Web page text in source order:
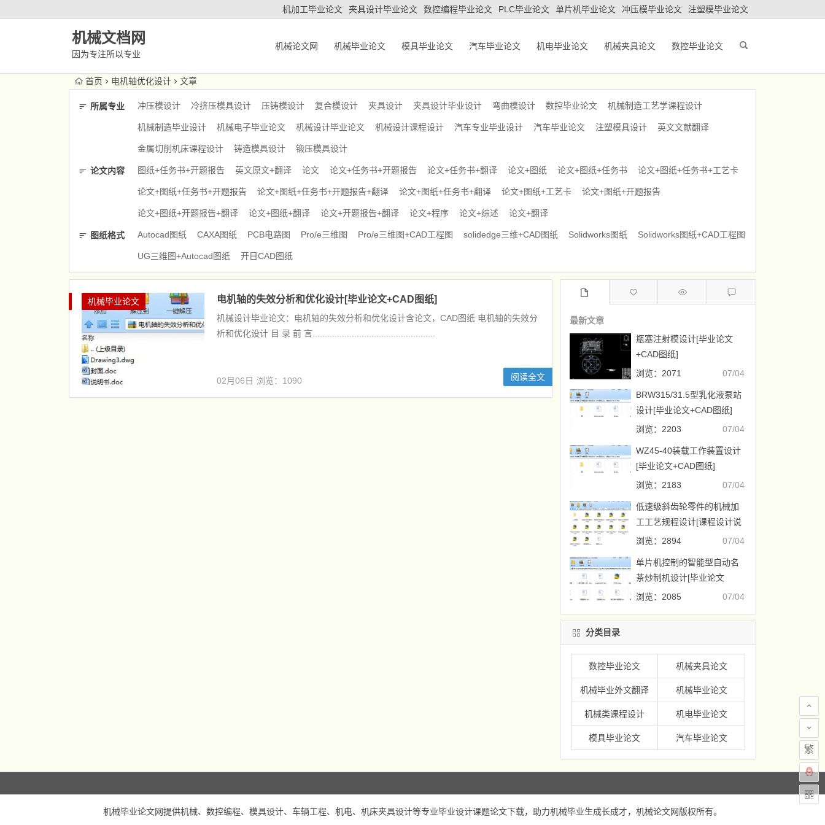
机加工毕业论文 夹具设计毕业论文 数控编程毕业论文 PLC毕业论文 单片机毕业论文 冲压模毕业论文 注塑模毕业论文
机械文档网
因为专注所以专业
机械论文网 机械毕业论文 模具毕业论文 汽车毕业论文 机电毕业论文 机械夹具论文 数控毕业论文
首页 电机轴优化设计 文章
所属专业 冲压模设计 冷挤压模具设计 压铸模设计 复合模设计 夹具设计 夹具设计毕业设计 弯曲模设计 数控毕业论文 机械制造工艺学课程设计
机械制造毕业设计 机械电子毕业论文 机械设计毕业论文 机械设计课程设计 汽车专业毕业设计 汽车毕业论文 注塑模具设计 英文文献翻译
金属切削机床课程设计 铸造模具设计 锻压模具设计
论文内容 图纸+任务书+开题报告 英文原文+翻译 论文 论文+任务书+开题报告 论文+任务书+翻译 论文+图纸 论文+图纸+任务书 论文+图纸+任务书+工艺卡
论文+图纸+任务书+开题报告 论文+图纸+任务书+开题报告+翻译 论文+图纸+任务书+翻译 论文+图纸+工艺卡 论文+图纸+开题报告
论文+图纸+开题报告+翻译 论文+图纸+翻译 论文+开题报告+翻译 论文+程序 论文+综述 论文+翻译
图纸格式 Autocad图纸 CAXA图纸 PCB电路图 Pro/e三维图 Pro/e三维图+CAD工程图 solidedge三维+CAD图纸 Solidworks图纸 Solidworks图纸+CAD工程图
UG三维图+Autocad图纸 开目CAD图纸
机械毕业论文 电机轴的失效分析和优化设计[毕业论文+CAD图纸]
机械设计毕业论文：电机轴的失效分析和优化设计含论文，CAD图纸 电机轴的失效分
析和优化设计 目 录 前 言..................................................
02月06日 浏览：1090 阅读全文
最新文章
瓶塞注射模设计[毕业论文
+CAD图纸]
07/04
浏览：2071
BRW315/31.5型乳化液泵站
设计[毕业论文+CAD图纸]
07/04
浏览：2203
WZ45-40装载工作装置设计
[毕业论文+CAD图纸]
07/04
浏览：2183
低速级斜齿轮零件的机械加
工工艺规程设计[课程设计说
明书+CAD图纸]
07/04
浏览：2894
单片机控制的智能型自动名
茶炒制机设计[毕业论文
+CAD图纸]
07/04
浏览：2085
分类目录
数控毕业论文 机械夹具论文
机械毕业外文翻译 机械毕业论文
机械类课程设计 机电毕业论文
模具毕业论文 汽车毕业论文
机械毕业论文网提供机械、数控编程、模具设计、车辆工程、机电、机床夹具设计等专业毕业设计课题论文下载，助力机械毕业生成长成才， 机械论文网版权所有。
繁